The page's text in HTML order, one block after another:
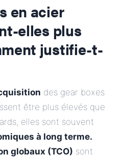
en acier
elles plus
justifie-t-
des gear boxes
être plus élevés que
elles sont souvent
à long terme..
globaux (TCO) sont